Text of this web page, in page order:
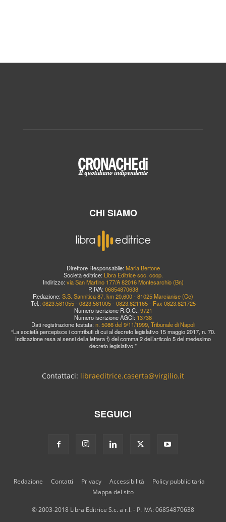
CHI SIAMO
Direttore Responsabile: Maria Bertone
Società editrice: Libra Editrice soc. coop.
Indirizzo: via San Martino 177/A 82016 Montesarchio (Bn)
P. IVA: 06854870638
Redazione: S.S. Sannitica 87, km 20,600 - 81025 Marcianise (Ce)
Tel.: 0823.581055 - 0823.581005 - 0823.821165 - Fax 0823.821725
Numero iscrizione R.O.C.: 9721
Numero iscrizione AGCI: 13738
Dati registrazione testata: n. 5086 del 9/11/1999, Tribunale di Napoli
“La società percepisce i contributi di cui al decreto legislativo 15 maggio 2017, n. 70.
Indicazione resa ai sensi della lettera f) del comma 2 dell’articolo 5 del medesimo
decreto legislativo.”
Contattaci: libraeditrice.caserta@virgilio.it
SEGUICI
Redazione Contatti Privacy Accessibilità
Policy pubblicitaria
Mappa del sito
© 2003-2018 Libra Editrice S.c. a r.l. - P. IVA: 06854870638